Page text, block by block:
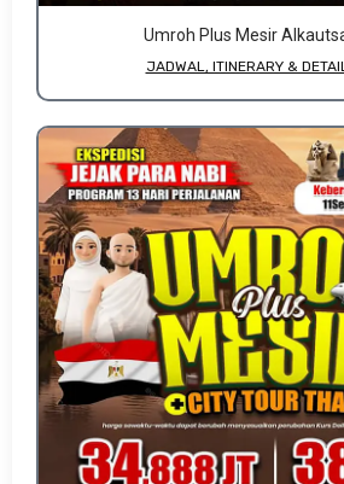
Umroh Plus Mesir
JADWAL, ITINERARY &